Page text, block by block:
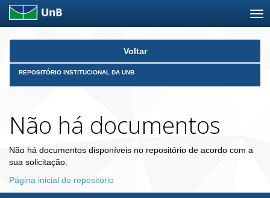
Skip
Voltar
REPOSITÓRIO INSTITUCIONAL DA UNB
Não há documentos
Não há documentos disponíveis no repositório de acordo com a
sua solicitação.
Página inicial do repositório